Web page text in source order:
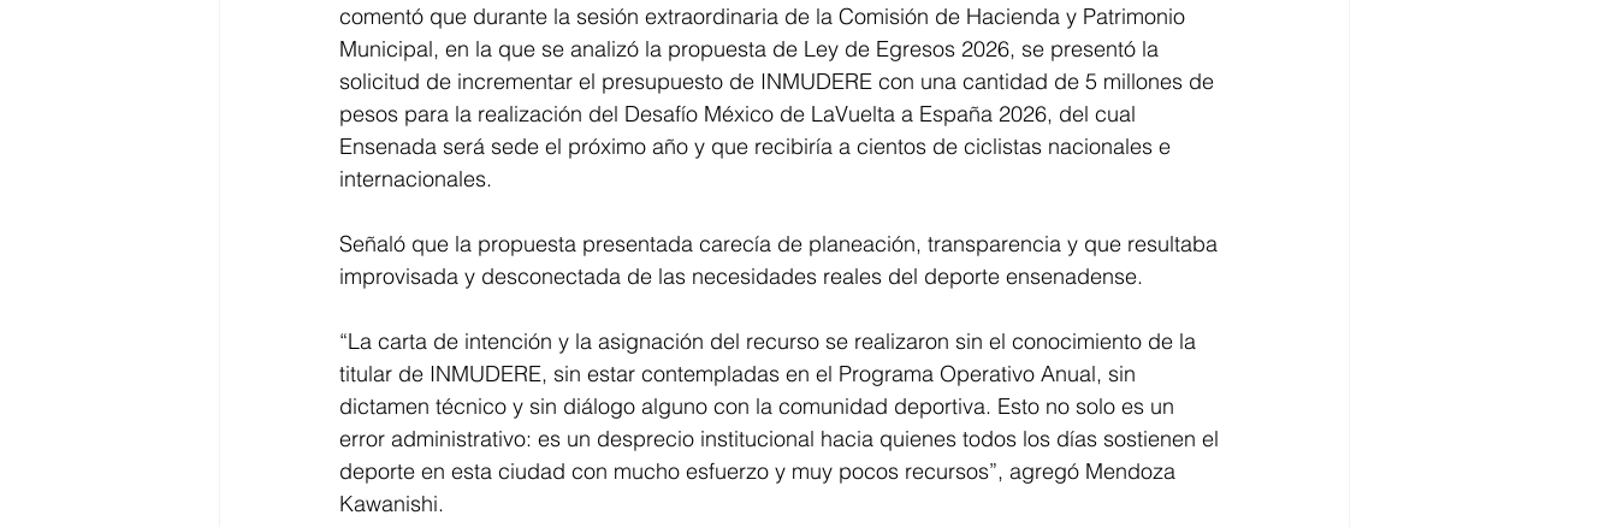
comentó que durante la sesión extraordinaria de la Comisión de Hacienda y Patrimonio
Municipal, en la que se analizó la propuesta de Ley de Egresos 2026, se presentó la
solicitud de incrementar el presupuesto de INMUDERE con una cantidad de 5 millones de
pesos para la realización del Desafío México de LaVuelta a España 2026, del cual
Ensenada será sede el próximo año y que recibiría a cientos de ciclistas nacionales e
internacionales.
Señaló que la propuesta presentada carecía de planeación, transparencia y que resultaba
improvisada y desconectada de las necesidades reales del deporte ensenadense.
“La carta de intención y la asignación del recurso se realizaron sin el conocimiento de la
titular de INMUDERE, sin estar contempladas en el Programa Operativo Anual, sin
dictamen técnico y sin diálogo alguno con la comunidad deportiva. Esto no solo es un
error administrativo: es un desprecio institucional hacia quienes todos los días sostienen el
deporte en esta ciudad con mucho esfuerzo y muy pocos recursos”, agregó Mendoza
Kawanishi.